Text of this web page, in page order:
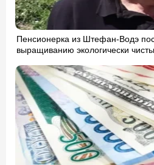
Пенсионерка из Штефан-Водэ
выращиванию экологически